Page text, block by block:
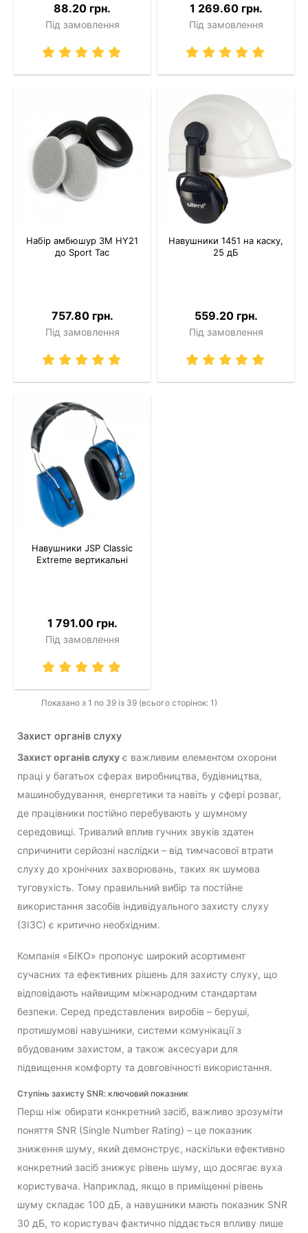
88.20 грн.
Під замовлення
1 269.60 грн.
Під замовлення
Набір амбюшур 3M HY21
до Sport Tac
757.80 грн.
Під замовлення
Навушники 1451 на каску,
25 дБ
559.20 грн.
Під замовлення
Навушники JSP Classic
Extreme вертикальні
1 791.00 грн.
Під замовлення
Показано з 1 по 39 із 39 (всього сторінок: 1)
Захист органів слуху
Захист органів слуху є важливим елементом охорони
праці у багатьох сферах виробництва, будівництва,
машинобудування, енергетики та навіть у сфері розваг,
де працівники постійно перебувають у шумному
середовищі. Тривалий вплив гучних звуків здатен
спричинити серйозні наслідки – від тимчасової втрати
слуху до хронічних захворювань, таких як шумова
туговухість. Тому правильний вибір та постійне
використання засобів індивідуального захисту слуху
(ЗІЗС) є критично необхідним.
Компанія «БІКО» пропонує широкий асортимент
сучасних та ефективних рішень для захисту слуху, що
відповідають найвищим міжнародним стандартам
безпеки. Серед представлених виробів – беруші,
протишумові навушники, системи комунікації з
вбудованим захистом, а також аксесуари для
підвищення комфорту та довговічності використання.
Ступінь захисту SNR: ключовий показник
Перш ніж обирати конкретний засіб, важливо зрозуміти
поняття SNR (Single Number Rating) – це показник
зниження шуму, який демонструє, наскільки ефективно
конкретний засіб знижує рівень шуму, що досягає вуха
користувача. Наприклад, якщо в приміщенні рівень
шуму складає 100 дБ, а навушники мають показник SNR
30 дБ, то користувач фактично піддається впливу лише